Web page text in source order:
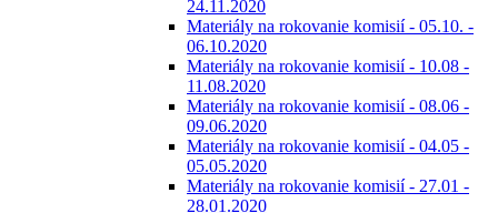
24.11.2020
Materiály na rokovanie komisií - 05.10. -
06.10.2020
Materiály na rokovanie komisií - 10.08 -
11.08.2020
Materiály na rokovanie komisií - 08.06 -
09.06.2020
Materiály na rokovanie komisií - 04.05 -
05.05.2020
Materiály na rokovanie komisií - 27.01 -
28.01.2020